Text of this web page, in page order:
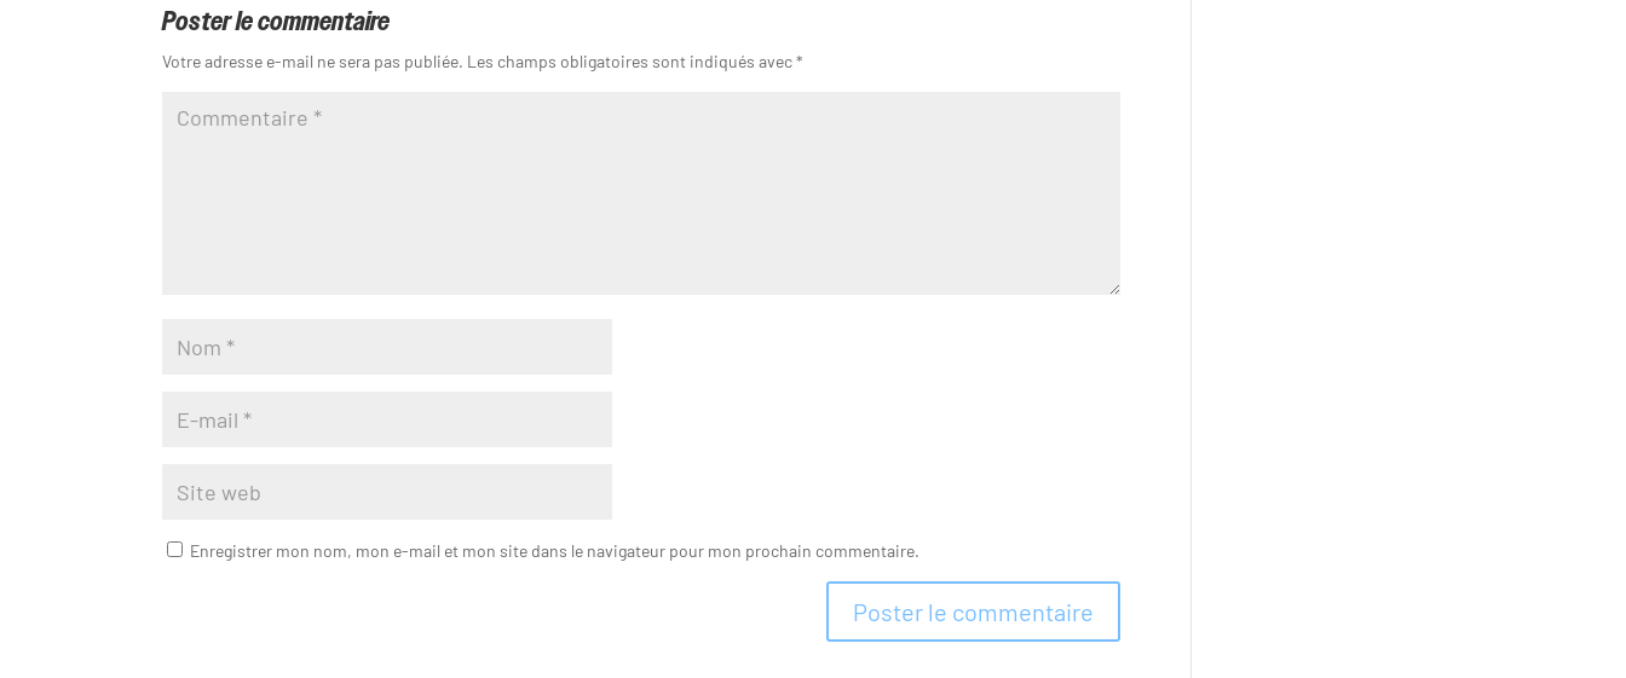
Poster le commentaire
Votre adresse e-mail ne sera pas publiée. Les champs obligatoires sont indiqués avec*
Enregistrer mon nom, mon e-mail et mon site dans le navigateur pour mon prochain commentaire.